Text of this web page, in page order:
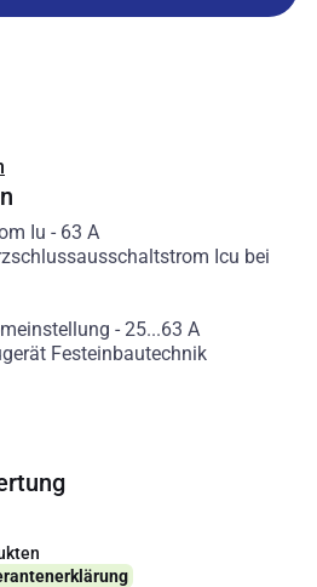
Iu - 63 A
Icu bei
- 25...63 A
Festeinbautechnik